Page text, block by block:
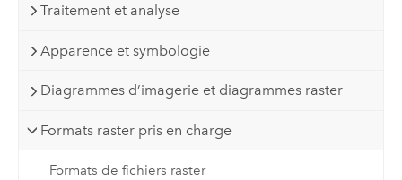
Traitement et analyse
Apparence et symbologie
Diagrammes d’imagerie et diagrammes raster
Formats raster pris en charge
Formats de fichiers raster